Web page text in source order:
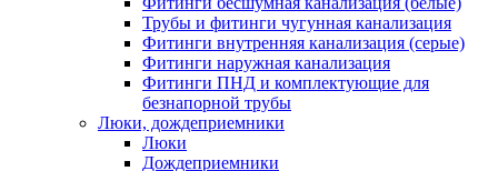
Трубы и фитинги чугунная канализация
Фитинги внутренняя канализация (серые)
Фитинги наружная канализация
Фитинги ПНД и комплектующие для
безнапорной трубы
Люки, дождеприемники
Люки
Дождеприемники